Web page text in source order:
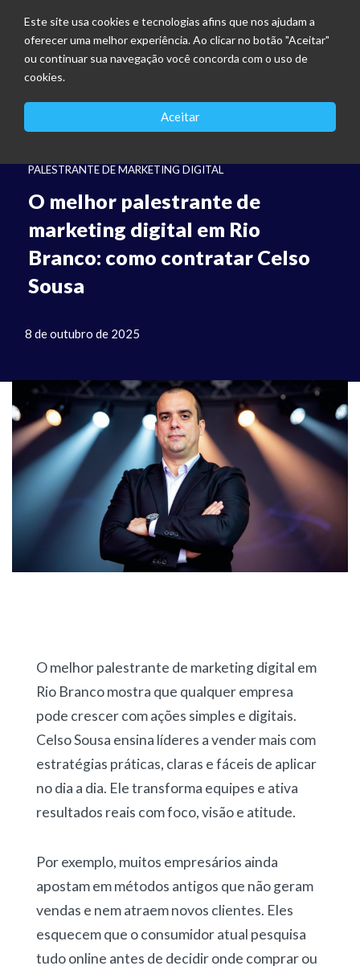
Este site usa cookies e tecnologias afins que nos ajudam a
oferecer uma melhor experiência. Ao clicar no botão "Aceitar"
ou continuar sua navegação você concorda com o uso de
cookies.
Aceitar
PALESTRANTE DE MARKETING DIGITAL
O melhor palestrante de
marketing digital em Rio
Branco: como contratar Celso
Sousa
8 de outubro de 2025
O melhor palestrante de marketing digital em
Rio Branco mostra que qualquer empresa
pode crescer com ações simples e digitais.
Celso Sousa ensina líderes a vender mais com
estratégias práticas, claras e fáceis de aplicar
no dia a dia. Ele transforma equipes e ativa
resultados reais com foco, visão e atitude.
Por exemplo, muitos empresários ainda
apostam em métodos antigos que não geram
vendas e nem atraem novos clientes. Eles
esquecem que o consumidor atual pesquisa
tudo online antes de decidir onde comprar ou